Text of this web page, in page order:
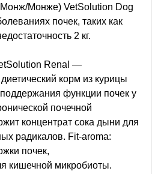
Монже) VetSolution Dog
почек, таких как
2 кг.
Renal —
корм из курицы
функции почек у
почечной
концентрат сока дыни для
радикалов. Fit-aroma:
почек,
кишечной микробиоты.